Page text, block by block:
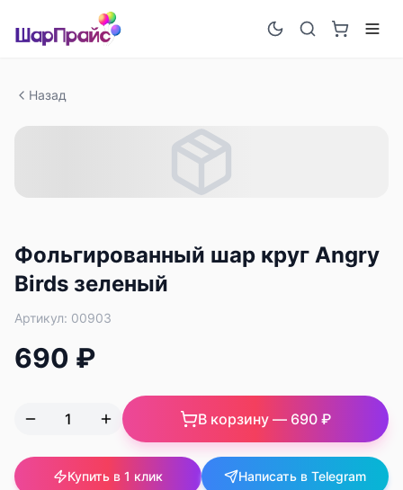
Назад
Фольгированный шар круг Angry
Birds зеленый
Артикул: 00903
690 ₽
В корзину — 690 ₽
Купить в 1 клик Написать в Telegram